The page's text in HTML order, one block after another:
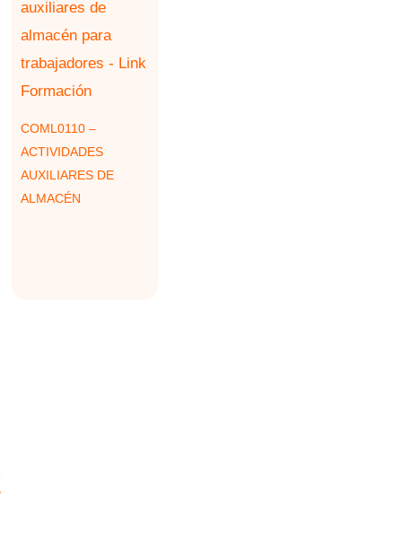
COML0110 –
ACTIVIDADES
AUXILIARES DE
ALMACÉN